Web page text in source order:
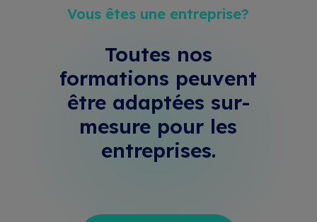
Vous êtes une entreprise?
Toutes nos
formations peuvent
être adaptées sur-
mesure pour les
entreprises.